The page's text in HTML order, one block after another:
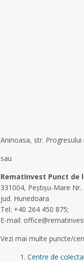
Aninoasa, str.
sau
RematInvest Punct de
331004, Peștișu-Mare Nr.
jud. Hunedoara
Tel: +40 264 450 875;
E-mail:
Vezi mai multe puncte/
Centre de